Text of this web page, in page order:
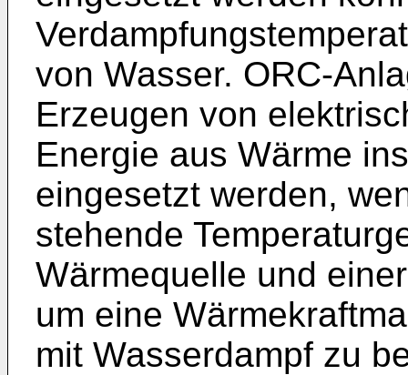
von Wasser. ORC-
Erzeugen von
Energie aus Wärme
eingesetzt werden,
stehende
Wärmequelle und
um eine
mit Wasserdampf zu